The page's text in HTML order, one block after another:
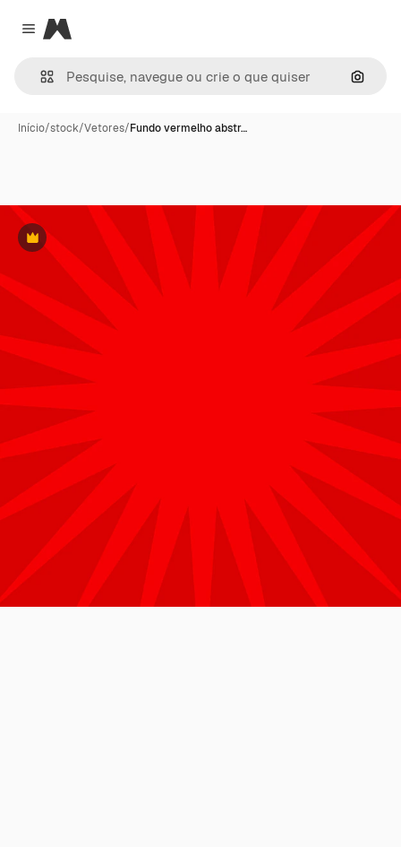
Close menu
Magnific
Início/stock/Vetores/Fundo vermelho abstr…
Premium